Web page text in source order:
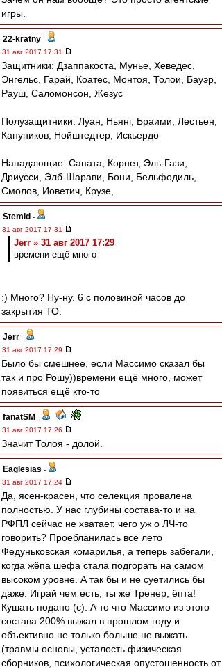
игры.
22-kratny -
31 авг 2017 17:31
Защитники: Дзаппакоста, Мунье, Хеведес,
Энгельс, Гарай, Коатес, Монтоя, Толои, Бауэр,
Рауш, Саломонсон, Жезус
Полузащитники: Луан, Ньянг, Браими, Лестьен,
Кануников, Нойштедтер, Искьердо
Нападающие: Сапата, Корнет, Эль-Гази,
Дриусси, Элб-Шарави, Бони, Бельфодиль,
Смолов, Иоветич, Крузе,
Stemid -
31 авг 2017 17:31
Jerr » 31 авг 2017 17:29
времени ещё много
:) Много? Ну-ну. 6 с половиной часов до
закрытия ТО.
Jerr -
31 авг 2017 17:29
Было бы смешнее, если Массимо сказал бы
так и про Рошу))времени ещё много, может
появиться ещё кто-то
fanatSM -
31 авг 2017 17:26
Значит Толоя - долой.
Eaglesias -
31 авг 2017 17:24
Да, ясен-красен, что селекция провалена
полностью. У нас глубины состава-то и на
РФПЛ сейчас не хватает, чего уж о ЛЧ-то
говорить? Проебланилась всё лето
Федуньковская комарилья, а теперь забегали,
когда жёпа шефа стала подгорать на самом
высоком уровне. А так бы и не суетились бы
даже. Играй чем есть, ты же Тренер, ёпта!
Кушать подано (с). А то что Массимо из этого
состава 200% выжал в прошлом году и
объективно не только больше не выжать
(травмы основы, усталость физическая
сборников, психологическая опустошенность от